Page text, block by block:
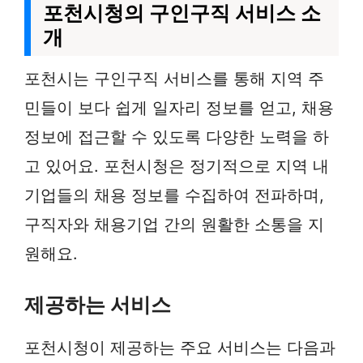
포천시청의 구인구직 서비스 소
개
포천시는 구인구직 서비스를 통해 지역 주
민들이 보다 쉽게 일자리 정보를 얻고, 채용
정보에 접근할 수 있도록 다양한 노력을 하
고 있어요. 포천시청은 정기적으로 지역 내
기업들의 채용 정보를 수집하여 전파하며,
구직자와 채용기업 간의 원활한 소통을 지
원해요.
제공하는 서비스
포천시청이 제공하는 주요 서비스는 다음과